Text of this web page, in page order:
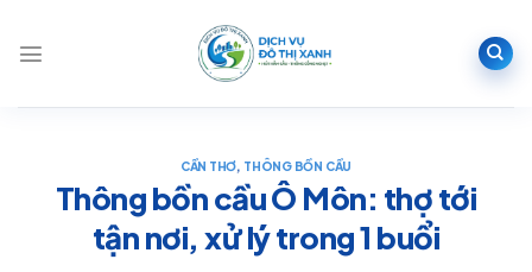
nội
CẦN THƠ, THÔNG BỒN CẦU
Thông bồn cầu Ô Môn: thợ tới
tận nơi, xử lý trong 1 buổi